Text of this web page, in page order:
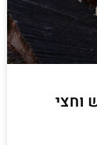
וחצי